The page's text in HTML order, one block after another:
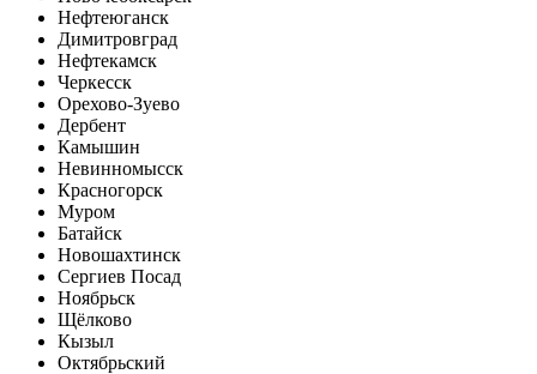
Нефтеюганск
Димитровград
Нефтекамск
Черкесск
Орехово-Зуево
Дербент
Камышин
Невинномысск
Красногорск
Муром
Батайск
Новошахтинск
Сергиев Посад
Ноябрьск
Щёлково
Кызыл
Октябрьский